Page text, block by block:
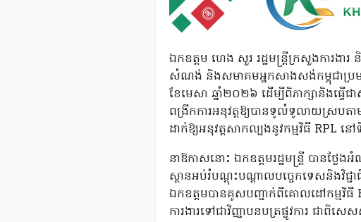
ឯកឧត្តម ហេង សួរ រដ្ឋមន្ត្រីក្រសួងការងា
សំណង់ និងសមាគមអ្នកសាងសង់កម្ពុជាប្រម
ខែមេសា ឆ្នាំ២០២៦ ដើម្បីពិភាក្សានិងធ្វើ
ពង្រីកការអនុវត្តឱ្យបានទូលំទូលាយស្របតា
ដាក់ឱ្យអនុវត្តសាកល្បងនូវកម្មវិធី RPL ន
នាឱកាសនោះ ឯកឧត្តមរដ្ឋមន្ត្រី បាន
ស្ថានអប់រំបណ្តុះបណ្តាលបច្ចេកទេសនិងវិជ្
ឯកឧត្តមបានគូសបញ្ជាក់ពីគោលដៅកម្មវិធី
ការងារទៅជាវិញ្ញាបនបត្រផ្លូវការ ជា